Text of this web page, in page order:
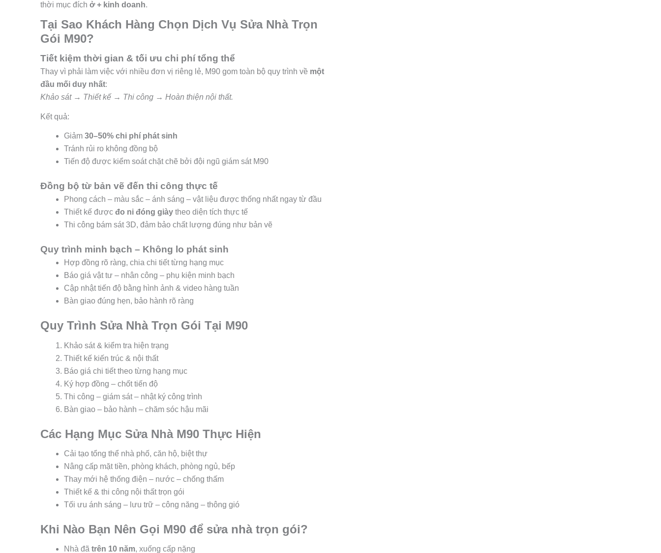
thời mục đích ở + kinh doanh.
Tại Sao Khách Hàng Chọn Dịch Vụ Sửa Nhà Trọn
Gói M90?
Tiết kiệm thời gian & tối ưu chi phí tổng thể
Thay vì phải làm việc với nhiều đơn vị riêng lẻ, M90 gom toàn bộ quy trình về một
đầu mối duy nhất:
Khảo sát → Thiết kế → Thi công → Hoàn thiện nội thất.
Kết quả:
Giảm 30–50% chi phí phát sinh
Tránh rủi ro không đồng bộ
Tiến độ được kiểm soát chặt chẽ bởi đội ngũ giám sát M90
Đồng bộ từ bản vẽ đến thi công thực tế
Phong cách – màu sắc – ánh sáng – vật liệu được thống nhất ngay từ đầu
Thiết kế được đo ni đóng giày theo diện tích thực tế
Thi công bám sát 3D, đảm bảo chất lượng đúng như bản vẽ
Quy trình minh bạch – Không lo phát sinh
Hợp đồng rõ ràng, chia chi tiết từng hạng mục
Báo giá vật tư – nhân công – phụ kiện minh bạch
Cập nhật tiến độ bằng hình ảnh & video hàng tuần
Bàn giao đúng hẹn, bảo hành rõ ràng
Quy Trình Sửa Nhà Trọn Gói Tại M90
Khảo sát & kiểm tra hiện trạng
Thiết kế kiến trúc & nội thất
Báo giá chi tiết theo từng hạng mục
Ký hợp đồng – chốt tiến độ
Thi công – giám sát – nhật ký công trình
Bàn giao – bảo hành – chăm sóc hậu mãi
Các Hạng Mục Sửa Nhà M90 Thực Hiện
Cải tạo tổng thể nhà phố, căn hộ, biệt thự
Nâng cấp mặt tiền, phòng khách, phòng ngủ, bếp
Thay mới hệ thống điện – nước – chống thấm
Thiết kế & thi công nội thất trọn gói
Tối ưu ánh sáng – lưu trữ – công năng – thông gió
Khi Nào Bạn Nên Gọi M90 để sửa nhà trọn gói?
Nhà đã trên 10 năm, xuống cấp nặng